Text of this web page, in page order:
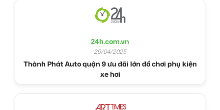
24h.com.vn
29/04/2025
Thành Phát Auto quận 9 ưu đãi lớn đồ chơi phụ kiện
xe hơi